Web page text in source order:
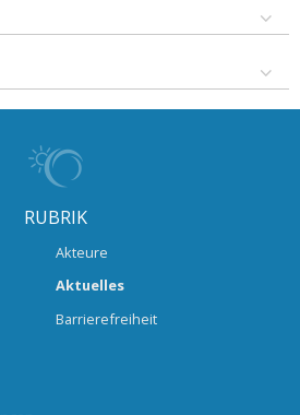
RUBRIK
Akteure
Aktuelles
Barrierefreiheit